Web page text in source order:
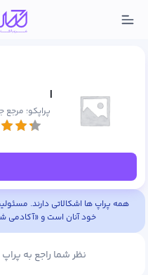
|
پراپکو؛ مرجع
همه پراپ ها اشکالاتی دارند.
خود آنان است و «آکادمی
نظر شما راجع به